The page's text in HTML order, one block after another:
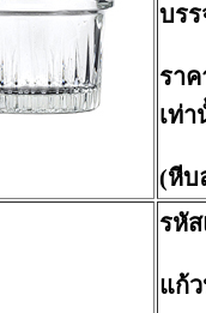
บรร
รา
เท่
(หีบ
รหั
แก้